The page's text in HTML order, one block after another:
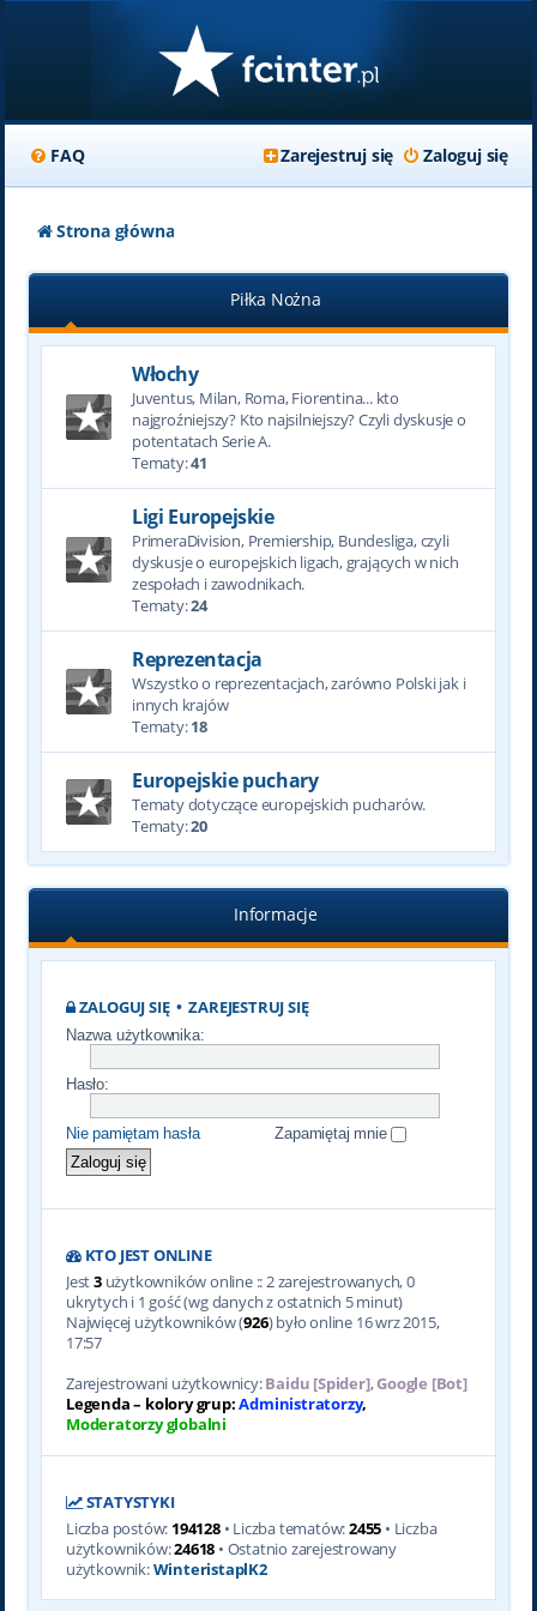
FAQ Zaloguj się
Zarejestruj się
Strona główna
Piłka Nożna
Włochy
Juventus, Milan, Roma, Fiorentina... kto
najgroźniejszy? Kto najsilniejszy? Czyli dyskusje o
potentatach Serie A.
Tematy:41
Ligi Europejskie
PrimeraDivision, Premiership, Bundesliga, czyli
dyskusje o europejskich ligach, grających w nich
zespołach i zawodnikach.
Tematy:24
Reprezentacja
Wszystko o reprezentacjach, zarówno Polski jak i
innych krajów
Tematy:18
Europejskie puchary
Tematy dotyczące europejskich pucharów.
Tematy:20
Informacje
ZALOGUJ SIĘ•ZAREJESTRUJ SIĘ
Nazwa użytkownika:
Hasło:
Nie pamiętam hasła Zapamiętaj mnie
KTO JEST ONLINE
Jest3użytkowników online :: 2 zarejestrowanych, 0
ukrytych i 1 gość (wg danych z ostatnich 5 minut)
Najwięcej użytkowników (926) było online 16 wrz 2015,
17:57
Zarejestrowani użytkownicy:Baidu [Spider],Google [Bot]
Legenda – kolory grup:Administratorzy,
Moderatorzy globalni
STATYSTYKI
Liczba postów: 194128• Liczba tematów:2455 • Liczba
użytkowników:24618 • Ostatnio zarejestrowany
użytkownik:WinteristaplK2